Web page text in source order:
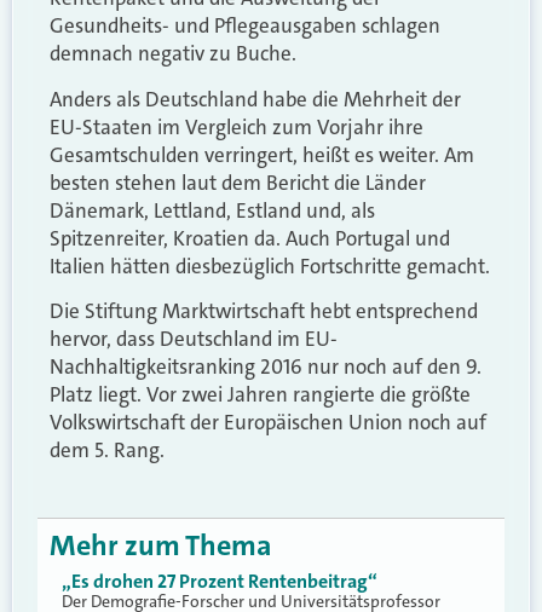
Gesundheits- und Pflegeausgaben schlagen
demnach negativ zu Buche.
Anders als Deutschland habe die Mehrheit der
EU-Staaten im Vergleich zum Vorjahr ihre
Gesamtschulden verringert, heißt es weiter. Am
besten stehen laut dem Bericht die Länder
Dänemark, Lettland, Estland und, als
Spitzenreiter, Kroatien da. Auch Portugal und
Italien hätten diesbezüglich Fortschritte gemacht.
Die Stiftung Marktwirtschaft hebt entsprechend
hervor, dass Deutschland im EU-
Nachhaltigkeitsranking 2016 nur noch auf den 9.
Platz liegt. Vor zwei Jahren rangierte die größte
Volkswirtschaft der Europäischen Union noch auf
dem 5. Rang.
Mehr zum Thema
„Es drohen 27 Prozent Rentenbeitrag“
Der Demografie-Forscher und Universitätsprofessor